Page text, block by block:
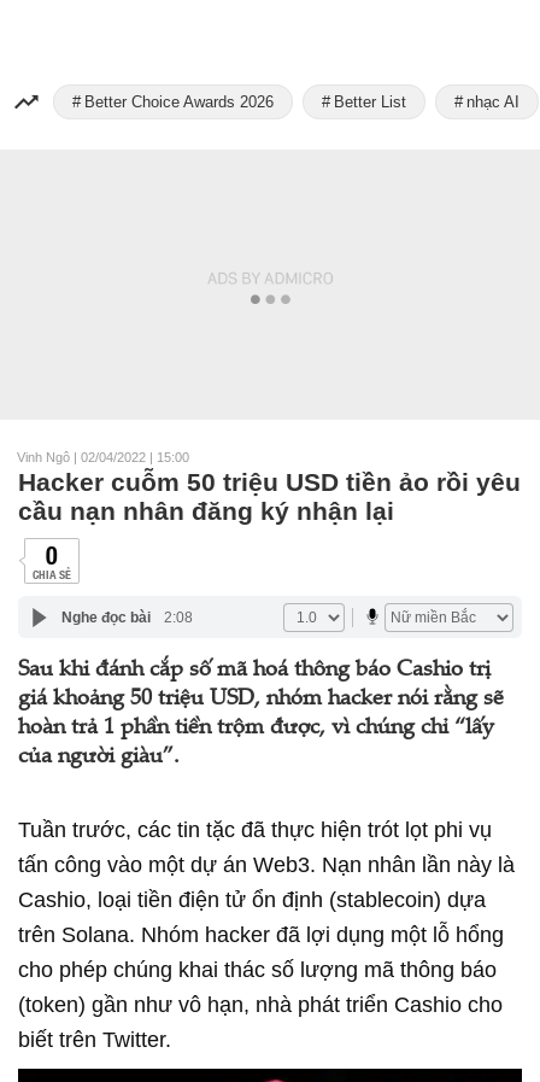
Better Choice Awards 2026 Better List nhạc AI
Vinh Ngô | 02/04/2022 | 15:00
Hacker cuỗm 50 triệu USD tiền ảo rồi yêu
cầu nạn nhân đăng ký nhận lại
0
CHIA SẺ
Nghe đọc bài 2:08
Sau khi đánh cắp số mã hoá thông báo Cashio trị
giá khoảng 50 triệu USD, nhóm hacker nói rằng sẽ
hoàn trả 1 phần tiền trộm được, vì chúng chỉ “lấy
của người giàu”.
Tuần trước, các tin tặc đã thực hiện trót lọt phi vụ
tấn công vào một dự án Web3. Nạn nhân lần này là
Cashio, loại tiền điện tử ổn định (stablecoin) dựa
trên Solana. Nhóm hacker đã lợi dụng một lỗ hổng
cho phép chúng khai thác số lượng mã thông báo
(token) gần như vô hạn, nhà phát triển Cashio cho
biết trên Twitter.